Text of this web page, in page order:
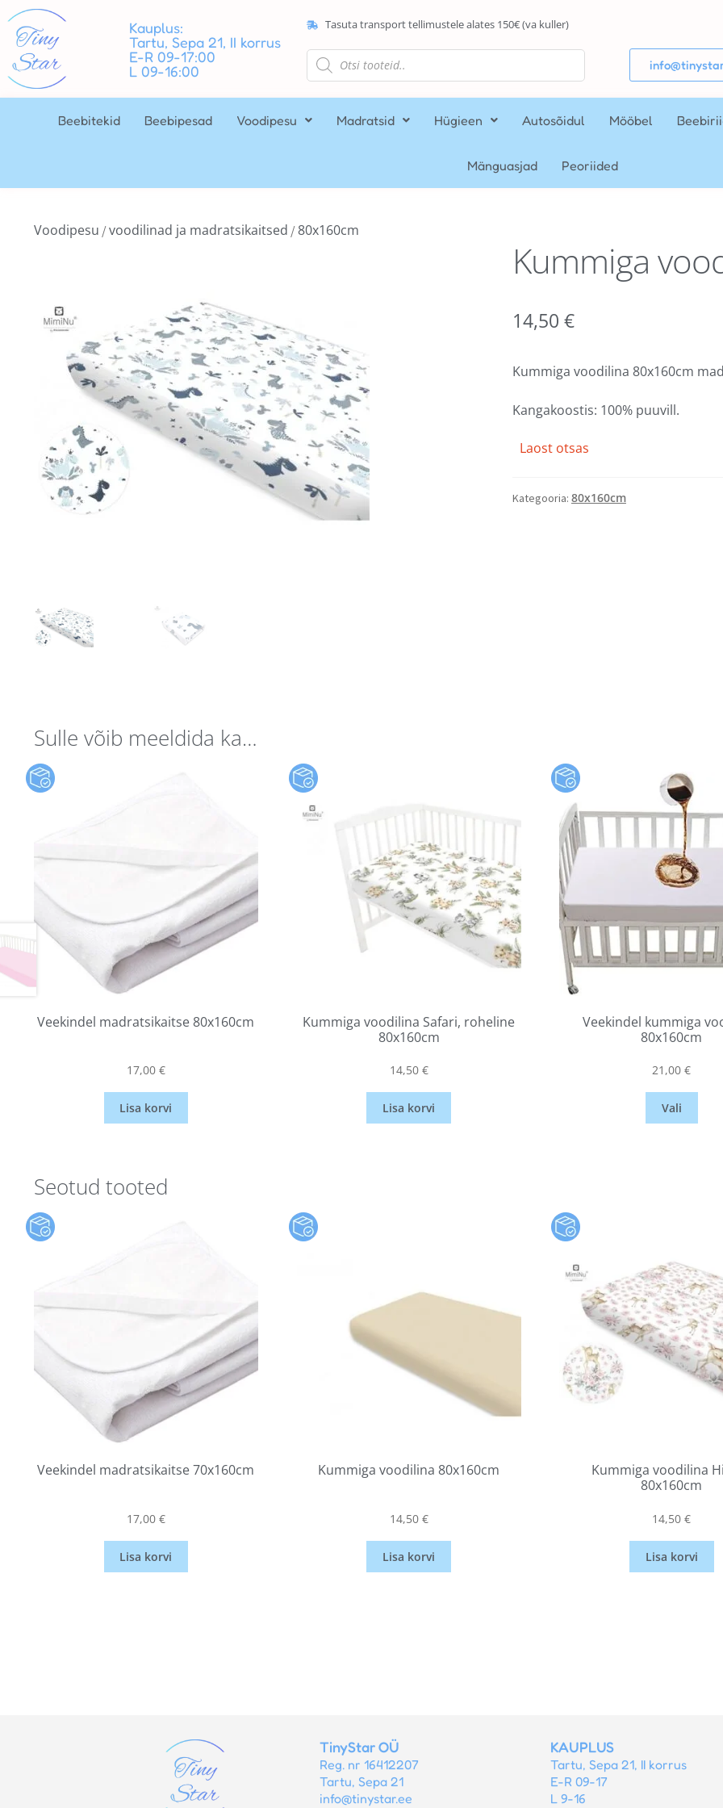
Kauplus:
Tartu, Sepa 21, II korrus
E-R 09-17:00
L 09-16:00
Tasuta transport tellimustele alates 150€ (va kuller)
Beebitekid Beebipesad Voodipesu Madratsid Hügieen Autosõidul Mööbel
Mänguasjad Peoriided
Voodipesu /voodilinad ja madratsikaitsed /80x160cm
Kummiga
14,50 €
Kummiga voodilina 80x160cm
Kangakoostis: 100% puuvill.
Laost otsas
Kategooria: 80x160cm
Sulle võib meeldida ka…
Veekindel madratsikaitse 80x160cm
17,00 €
Lisa korvi
Kummiga voodilina Safari, roheline
80x160cm
14,50 €
Lisa korvi
Veekindel kummiga
80x160cm
21,00€
Vali
Seotud tooted
Veekindel madratsikaitse 70x160cm
17,00 €
Lisa korvi
Kummiga voodilina 80x160cm
14,50 €
Lisa korvi
Kummiga voodilina
80x160cm
14,50€
Lisa korvi
TinyStar OÜ
Reg. nr 16412207
Tartu, Sepa 21
info@tinystar.ee
KAUPLUS
Tartu, Sepa 21, II korrus
E-R 09-17
L 9-16